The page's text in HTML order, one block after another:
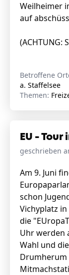
Weilheimer
auf
(ACHTUNG:
Betroffene
a. Staffelsee
Themen:
EU - Tour
geschrieben
Am 9. Juni
schon
Vichyplatz
die
Uhr werden
Wahl und
Drumherum